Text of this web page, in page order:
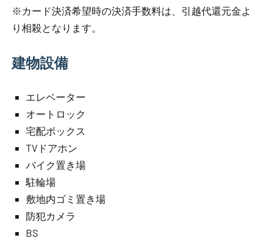
※カード決済希望時の決済手数料は、引越代還元金よ
り相殺となります。
建物設備
エレベーター
オートロック
宅配ボックス
TVドアホン
バイク置き場
駐輪場
敷地内ゴミ置き場
防犯カメラ
BS